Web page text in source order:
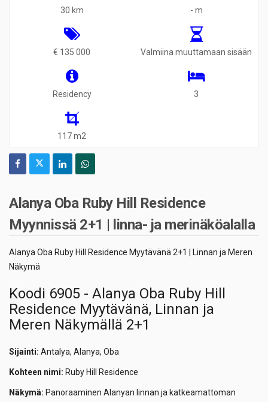
30 km - m
€ 135 000 Valmiina muuttamaan sisään
Residency 3
117 m2
Alanya Oba Ruby Hill Residence
Myynnissä 2+1 | linna- ja merinäköalalla
Alanya Oba Ruby Hill Residence Myytävänä 2+1 | Linnan ja Meren
Näkymä
Koodi 6905 - Alanya Oba Ruby Hill
Residence Myytävänä, Linnan ja
Meren Näkymällä 2+1
Sijainti: Antalya, Alanya, Oba
Kohteen nimi: Ruby Hill Residence
Näkymä: Panoraaminen Alanyan linnan ja katkeamattoman